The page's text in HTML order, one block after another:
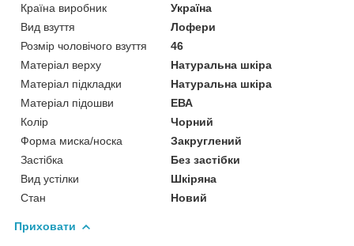
Країна виробник
Україна
Вид взуття
Лофери
Розмір чоловічого взуття
46
Матеріал верху
Натуральна шкіра
Матеріал підкладки
Натуральна шкіра
Матеріал підошви
ЕВА
Колір
Чорний
Форма миска/носка
Закруглений
Застібка
Без застібки
Вид устілки
Шкіряна
Стан
Новий
Приховати